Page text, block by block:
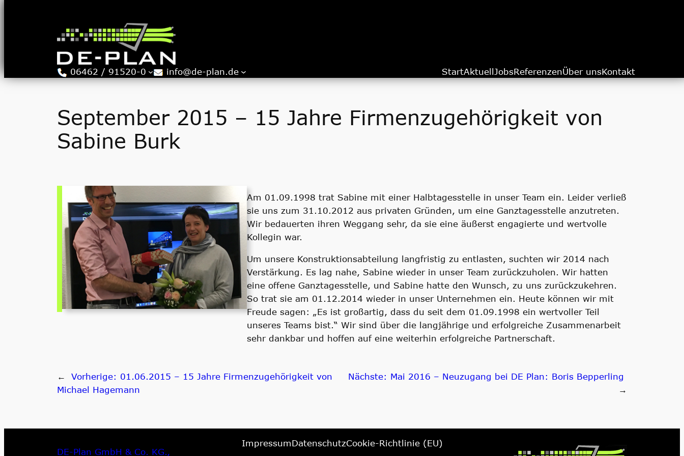
06462 / 91520-0 info@de-plan.de StartAktuellJobsReferenzenÜber unsKontakt
September 2015 – 15 Jahre Firmenzugehörigkeit von
Sabine Burk
Am 01.09.1998 trat Sabine mit einer Halbtagesstelle in unser Team ein. Leider verließ
sie uns zum 31.10.2012 aus privaten Gründen, um eine Ganztagesstelle anzutreten.
Wir bedauerten ihren Weggang sehr, da sie eine äußerst engagierte und wertvolle
Kollegin war.
Um unsere Konstruktionsabteilung langfristig zu entlasten, suchten wir 2014 nach
Verstärkung. Es lag nahe, Sabine wieder in unser Team zurückzuholen. Wir hatten
eine offene Ganztagesstelle, und Sabine hatte den Wunsch, zu uns zurückzukehren.
So trat sie am 01.12.2014 wieder in unser Unternehmen ein. Heute können wir mit
Freude sagen: „Es ist großartig, dass du seit dem 01.09.1998 ein wertvoller Teil
unseres Teams bist.“ Wir sind über die langjährige und erfolgreiche Zusammenarbeit
sehr dankbar und hoffen auf eine weiterhin erfolgreiche Partnerschaft.
← Vorherige: 01.06.2015 – 15 Jahre Firmenzugehörigkeit von
Michael Hagemann
Nächste: Mai 2016 – Neuzugang bei DE Plan: Boris Bepperling
→
DE-Plan GmbH & Co. KG.,
ImpressumDatenschutzCookie-Richtlinie (EU)